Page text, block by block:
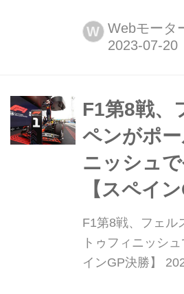
ロリンクで開幕す
ッドブルの連勝
真夏のハンガリ
た。シーズン前
ドブルの連勝、フ
W Webモータ
F1第8戦、
ペンがポ
ニッシュ
【スペイ
F1第8戦、フェル
トゥフィニッシ
インGP決勝】